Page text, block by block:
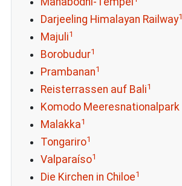
Darjeeling Himalayan Railway1
Majuli1
Borobudur1
Prambanan1
Reisterrassen auf Bali1
Komodo Meeresnationalpark
Malakka1
Tongariro1
Valparaíso1
Die Kirchen in Chiloe1